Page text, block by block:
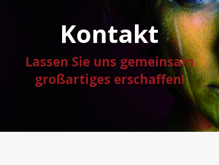
Kontakt
Lassen Sie uns gemeinsam
großartiges erschaffen!